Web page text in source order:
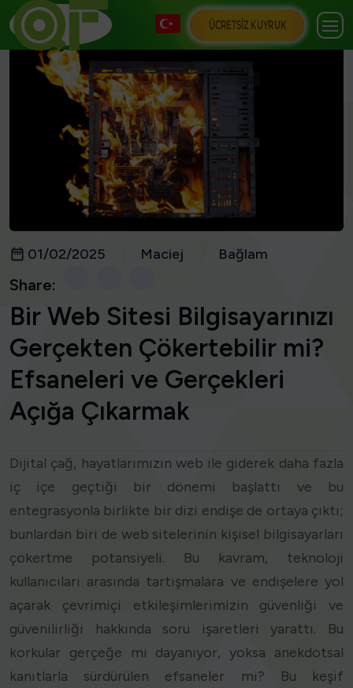
ÜCRETSIZ KUYRUK
01/02/2025 Maciej Bağlam
Share:
Bir Web Sitesi Bilgisayarınızı
Gerçekten Çökertebilir mi?
Efsaneleri ve Gerçekleri
Açığa Çıkarmak
Dijital çağ, hayatlarımızın web ile giderek daha fazla
iç içe geçtiği bir dönemi başlattı ve bu
entegrasyonla birlikte bir dizi endişe de ortaya çıktı;
bunlardan biri de web sitelerinin kişisel bilgisayarları
çökertme potansiyeli. Bu kavram, teknoloji
kullanıcıları arasında tartışmalara ve endişelere yol
açarak çevrimiçi etkileşimlerimizin güvenliği ve
güvenilirliği hakkında soru işaretleri yarattı. Bu
korkular gerçeğe mi dayanıyor, yoksa anekdotsal
kanıtlarla sürdürülen efsaneler mi? Bu keşif